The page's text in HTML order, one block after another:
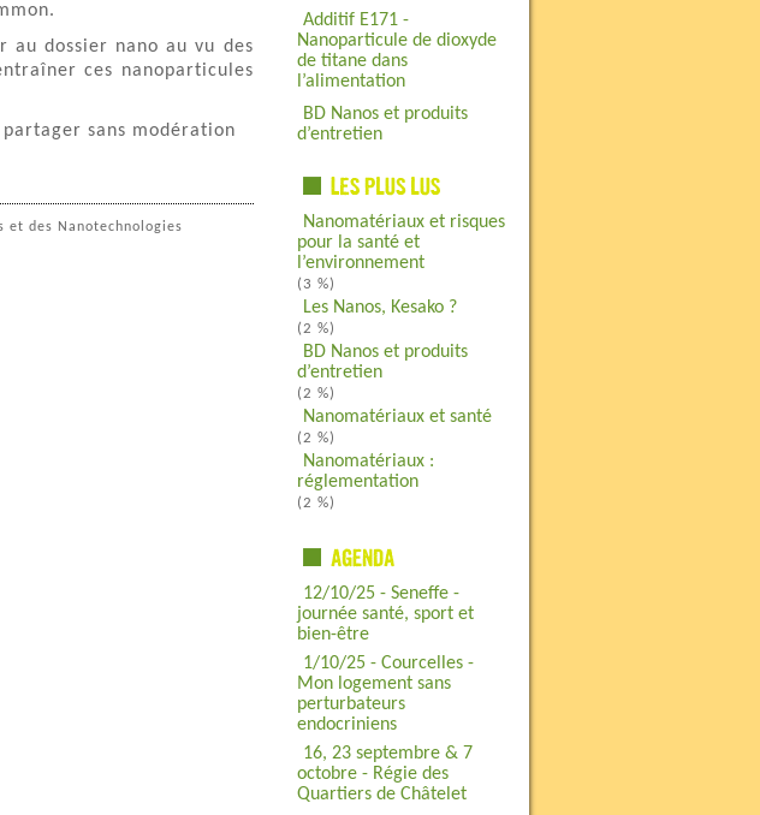
Additif E171 -
Nanoparticule de dioxyde
de titane dans
l’alimentation
BD Nanos et produits
d’entretien
Nanomatériaux et risques
pour la santé et
l’environnement
(3 %)
Les Nanos, Kesako ?
(2 %)
BD Nanos et produits
d’entretien
(2 %)
Nanomatériaux et santé
(2 %)
Nanomatériaux :
réglementation
(2 %)
12/10/25 - Seneffe -
journée santé, sport et
bien-être
1/10/25 - Courcelles -
Mon logement sans
perturbateurs
endocriniens
16, 23 septembre & 7
octobre - Régie des
Quartiers de Châtelet
au dossier nano au vu des
ces nanoparticules
sans modération
et des Nanotechnologies